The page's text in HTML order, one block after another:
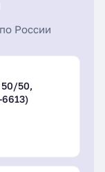
России
50/50,